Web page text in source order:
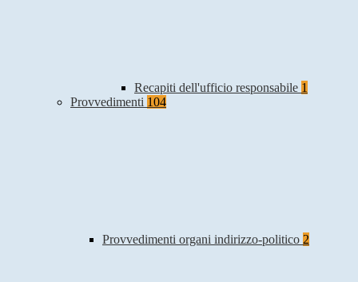
Recapiti dell'ufficio responsabile 1
Provvedimenti 104
Provvedimenti organi indirizzo-politico 2